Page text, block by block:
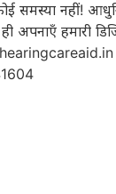
समस्या नहीं!
हमारी